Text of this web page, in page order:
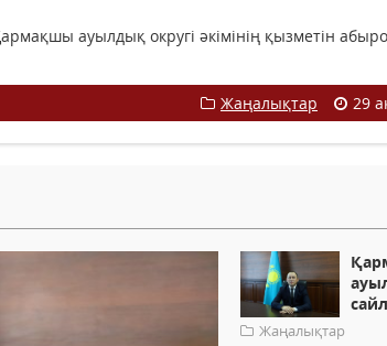
ауылдық округі әкімінің қызметін
Жаңалықтар 29
Жаңалықтар